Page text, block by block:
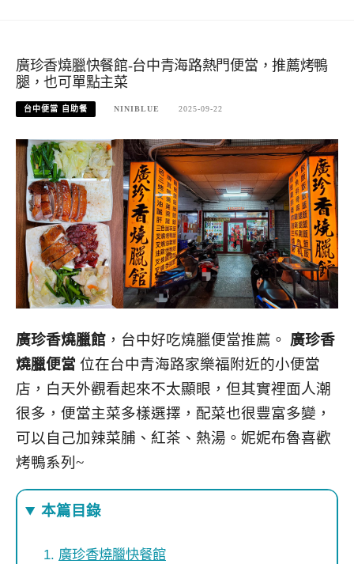
廣珍香燒臘快餐館-台中青海路熱門便當，推薦烤鴨
腿，也可單點主菜
台中便當 自助餐 NINIBLUE 2025-09-22
廣珍香燒臘館 ，台中好吃燒臘便當推薦。 廣珍香
燒臘便當 位在台中青海路家樂福附近的小便當
店，白天外觀看起來不太顯眼，但其實裡面人潮
很多，便當主菜多樣選擇，配菜也很豐富多變，
可以自己加辣菜脯、紅茶、熱湯。妮妮布魯喜歡
烤鴨系列~
本篇目錄
廣珍香燒臘快餐館